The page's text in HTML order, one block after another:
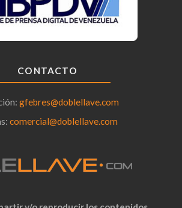
CONTACTO
gfebres@doblellave.com
comercial@doblellave.com